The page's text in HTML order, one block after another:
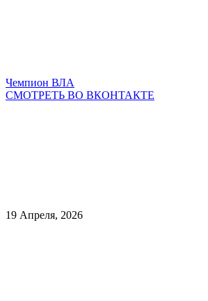
Чемпион ВЛА
СМОТРЕТЬ ВО ВКОНТАКТЕ
19 Апреля, 2026